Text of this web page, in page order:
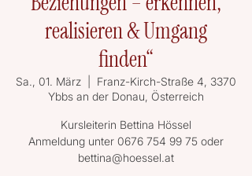
realisieren & Umgang
finden“
Sa., 01. März
Franz-Kirch-Straße 4, 3370
Ybbs an der Donau, Österreich
Kursleiterin Bettina Hössel
Anmeldung unter 0676 754 99 75 oder
bettina@hoessel.at